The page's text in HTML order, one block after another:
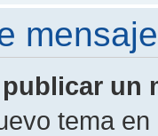
un
tema